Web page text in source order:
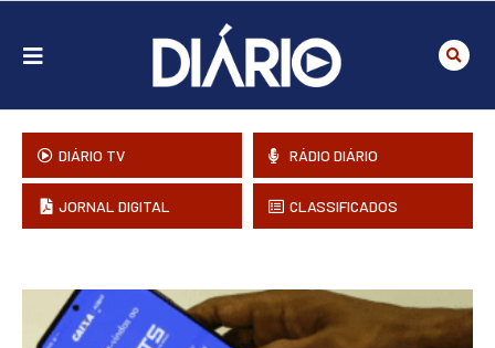
DIÁRIO TV RÁDIO DIÁRIO
JORNAL DIGITAL CLASSIFICADOS